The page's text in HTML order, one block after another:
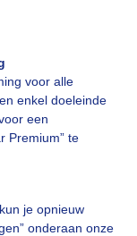
voor alle
enkel doeleinde
een
Premium” te
je opnieuw
onderaan onze